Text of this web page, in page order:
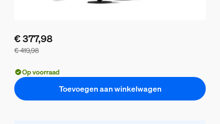
€ 419,98
€ 377,98
Op voorraad
Toevoegen aan winkelwagen